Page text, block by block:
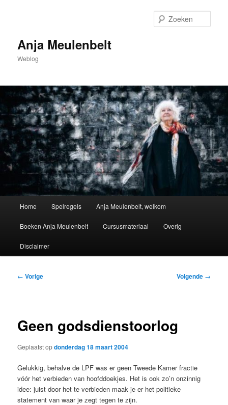
inhoudAnja Meulenbelt
Weblog
Home Spelregels Anja Meulenbelt, welkom
Boeken Anja Meulenbelt Cursusmateriaal Overig
Disclaimer
Bericht
← Vorige Volgende →
Geen godsdienstoorlog
Geplaatst opdonderdag 18 maart 2004
Gelukkig, behalve de LPF was er geen Tweede Kamer fractie
vóór het verbieden van hoofddoekjes. Het is ook zo’n onzinnig
idee: juist door het te verbieden maak je er het politieke
statement van waar je zegt tegen te zijn.